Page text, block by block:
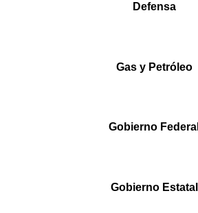
Defensa
Gas y Petróleo
Gobierno Federal
Gobierno Estatal